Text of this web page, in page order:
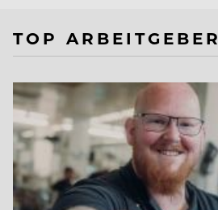
TOP ARBEITGEBER